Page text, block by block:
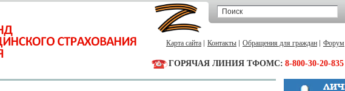
Карта сайта Контакты Обращения для граждан Форум
ГОРЯЧАЯ ЛИНИЯ ТФОМС: 8-800-30-20-835